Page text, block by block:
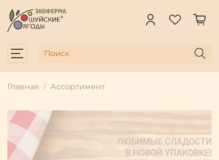
Главная Ассортимент